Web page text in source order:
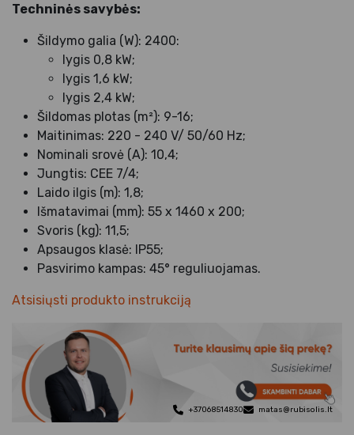
Techninės savybės:
Šildymo galia (W): 2400:
lygis 0,8 kW;
lygis 1,6 kW;
lygis 2,4 kW;
Šildomas plotas (m²): 9-16;
Maitinimas: 220 - 240 V/ 50/60 Hz;
Nominali srovė (A): 10,4;
Jungtis: CEE 7/4;
Laido ilgis (m): 1,8;
Išmatavimai (mm): 55 x 1460 x 200;
Svoris (kg): 11,5;
Apsaugos klasė: IP55;
Pasvirimo kampas: 45° reguliuojamas.
Atsisiųsti produkto instrukciją
+37068514830 matas@rubisolis.lt